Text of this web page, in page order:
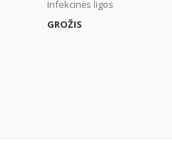
Infekcinės ligos
GROŽIS